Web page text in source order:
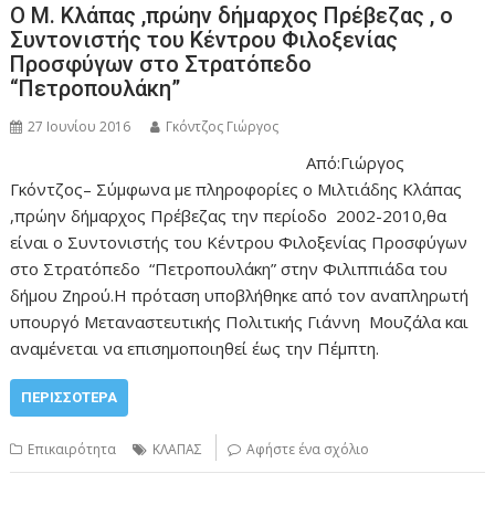
Ο Μ. Κλάπας ,πρώην δήμαρχος Πρέβεζας , ο
Συντονιστής του Κέντρου Φιλοξενίας
Προσφύγων στο Στρατόπεδο
“Πετροπουλάκη”
27 Ιουνίου 2016 Γκόντζος Γιώργος
Από:Γιώργος
Γκόντζος– Σύμφωνα με πληροφορίες ο Μιλτιάδης Κλάπας
,πρώην δήμαρχος Πρέβεζας την περίοδο 2002-2010,θα
είναι ο Συντονιστής του Κέντρου Φιλοξενίας Προσφύγων
στο Στρατόπεδο “Πετροπουλάκη” στην Φιλιππιάδα του
δήμου Ζηρού.Η πρόταση υποβλήθηκε από τον αναπληρωτή
υπουργό Μεταναστευτικής Πολιτικής Γιάννη Μουζάλα και
αναμένεται να επισημοποιηθεί έως την Πέμπτη.
ΠΕΡΙΣΣΌΤΕΡΑ
Επικαιρότητα ΚΛΑΠΑΣ Αφήστε ένα σχόλιο